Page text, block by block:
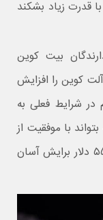
سطح حمایتی ۴۰۰۰ دلار را با قدرت زیاد بشکند
بیت کوین
کوین را افزایش
در شرایط فعلی به
با موفقیت از
آن عبور کند، دسترسی به سطوح ۴۸۰۰ و ۵۵۰۰ دلار برایش آسان